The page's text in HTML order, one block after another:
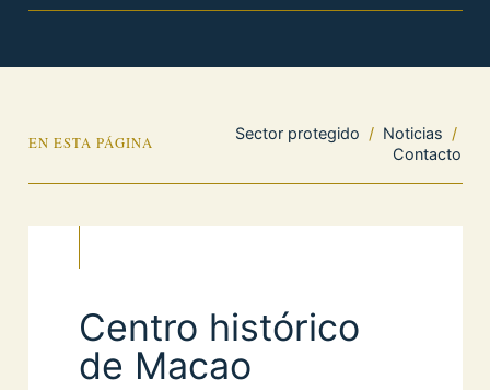
EN ESTA PÁGINA
Sector protegido / Noticias /
Contacto
Centro histórico
de Macao